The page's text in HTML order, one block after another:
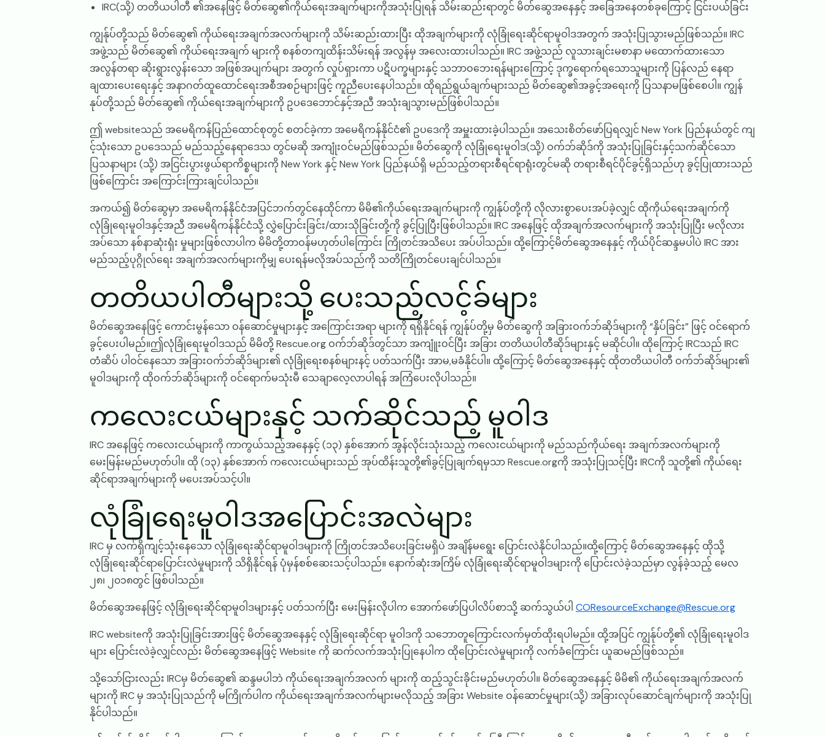
IRC(သို့) တတိယပါတီ ၏အနေဖြင့် မိတ်ဆွေ၏ကိုယ်ရေးအချက်များကိုအသုံးပြုရန် သိမ်းဆည်းရာတွင် မိတ်ဆွေအနေနှင့် အခြေအနေတစ်ခုကြောင့် ငြင်းပယ်ခြင်း
ကျွန်ုပ်တို့သည် မိတ်ဆွေ၏ ကိုယ်ရေးအချက်အလက်များကို သိမ်းဆည်းထားပြီး ထိုအချက်များကို လုံခြုံရေးဆိုင်ရာမူဝါဒအတွက် အသုံးပြုသွားမည်ဖြစ်သည်။ IRC
အဖွဲ့သည် မိတ်ဆွေ၏ ကိုယ်ရေးအချက် များကို စနစ်တကျထိန်းသိမ်းရန် အလွန်မှ အလေးထားပါသည်။ IRC အဖွဲ့သည် လူသားချင်းမစာနာ မထောက်ထားသော
အလွန်တရာ ဆိုးရွားလွန်းသော အဖြစ်အပျက်များ အတွက် လှုပ်ရှားကာ ပဋိပက္ခများနှင့် သဘာဝဘေးရန်များကြောင့် ဒုက္ခရောက်ရသောသူများကို ပြန်လည် နေရာ
ချထားပေးရေးနှင့် အနာဂတ်ထူထောင်ရေးအစီအစဉ်များဖြင့် ကူညီပေးနေပါသည်။ ထိုရည်ရွယ်ချက်များသည် မိတ်ဆွေ၏အခွင့်အရေးကို ပြသနာမဖြစ်စေပါ။ ကျွန်
နုပ်တို့သည် မိတ်ဆွေ၏ ကိုယ်ရေးအချက်များကို ဥပဒေဘောင်နှင့်အညီ အသုံးချသွားမည်ဖြစ်ပါသည်။
ဤ websiteသည် အမေရိကန်ပြည်ထောင်စုတွင် စတင်ခဲ့ကာ အမေရိကန်နိုင်ငံ၏ ဥပဒေကို အမှူးထားခဲ့ပါသည်။ အသေးစိတ်ဖော်ပြရလျှင် New York ပြည်နယ်တွင် ကျ
င့်သုံးသော ဥပဒေသည် မည်သည့်နေရာဒေသ တွင်မဆို အကျုံးဝင်မည်ဖြစ်သည်။ မိတ်ဆွေကို လုံခြုံရေးမူဝါဒ(သို့) ဝက်ဘ်ဆိုဒ်ကို အသုံးပြုခြင်းနှင့်သက်ဆိုင်သော
ပြသနာများ (သို့) အငြင်းပွားဖွယ်ရာကိစ္စများကို New York နှင့် New York ပြည်နယ်ရှိ မည်သည့်တရားစီရင်ရာရုံးတွင်မဆို တရားစီရင်ပိုင်ခွင့်ရှိသည်ဟု ခွင့်ပြုထားသည်
ဖြစ်ကြောင်း အကြောင်းကြားချင်ပါသည်။
အကယ်၍ မိတ်ဆွေမှာ အမေရိကန်နိုင်ငံအပြင်ဘက်တွင်နေထိုင်ကာ မိမိ၏ကိုယ်ရေးအချက်များကို ကျွန်ုပ်တို့ကို လိုလားစွာပေးအပ်ခဲ့လျှင် ထိုကိုယ်ရေးအချက်ကို
လုံခြုံရေးမူဝါဒနှင့်အညီ အမေရိကန်နိုင်ငံသို့ လွှဲပြောင်းခြင်း/ထားသိုခြင်းတို့ကို ခွင့်ပြုပြီးဖြစ်ပါသည်။ IRC အနေဖြင့် ထိုအချက်အလက်များကို အသုံးပြုပြီး မလိုလား
အပ်သော နစ်နာဆုံးရှံး မှုများဖြစ်လာပါက မိမိတို့တာဝန်မဟုတ်ပါကြောင်း ကြိုတင်အသိပေး အပ်ပါသည်။ ထို့ကြောင့်မိတ်ဆွေအနေနှင့် ကိုယ်ပိုင်ဆန္ဒမပါပဲ IRC အား
မည်သည့်ပုဂ္ဂိုလ်ရေး အချက်အလက်များကိုမျှ ပေးရန်မလိုအပ်သည်ကို သတိကြိုတင်ပေးချင်ပါသည်။
တတိယပါတီများသို့ ပေးသည့်လင့်ခ်များ
မိတ်ဆွေအနေဖြင့် ကောင်းမွန်သော ဝန်ဆောင်မှုများနှင့် အကြောင်းအရာ များကို ရရှိနိုင်ရန် ကျွန်ုပ်တို့မှ မိတ်ဆွေကို အခြားဝက်ဘ်ဆိုဒ်များကို “နှိပ်ခြင်း” ဖြင့် ဝင်ရောက်
ခွင့်ပေးပါမည်။ဤလုံခြုံရေးမူဝါဒသည် မိမိတို့ Rescue.org ဝက်ဘ်ဆိုဒ်တွင်သာ အကျူံးဝင်ပြီး အခြား တတိယပါတီဆိုဒ်များနှင့် မဆိုင်ပါ။ ထိုကြောင့် IRCသည် IRC
တံဆိပ် ပါဝင်နေသော အခြားဝက်ဘ်ဆိုဒ်များ၏ လုံခြုံရေးစနစ်များနင့် ပတ်သက်ပြီး အာမ,မခံနိုင်ပါ။ ထို့ကြောင့် မိတ်ဆွေအနေနှင့် ထိုတတိယပါတီ ဝက်ဘ်ဆိုဒ်များ၏
မူဝါဒများကို ထိုဝက်ဘ်ဆိုဒ်များကို ဝင်ရောက်မသုံးမီ သေချာလေ့လာပါရန် အကြံပေးလိုပါသည်။
ကလေးငယ်များနှင့် သက်ဆိုင်သည့် မူဝါဒ
IRC အနေဖြင့် ကလေးငယ်များကို ကာကွယ်သည့်အနေနှင့် (၁၃) နှစ်အောက် အွန်လိုင်းသုံးသည့် ကလေးငယ်များကို မည်သည်ကိုယ်ရေး အချက်အလက်များကို
မေးမြန်းမည်မဟုတ်ပါ။ ထို (၁၃) နှစ်အောက် ကလေးငယ်များသည် အုပ်ထိန်းသူတို့၏ခွင့်ပြုချက်ရမှသာ Rescue.orgကို အသုံးပြုသင့်ပြီး IRCကို သူတို့၏ ကိုယ်ရေး
ဆိုင်ရာအချက်များကို မပေးအပ်သင့်ပါ။
လုံခြုံရေးမူဝါဒအပြောင်းအလဲများ
IRC မှ လက်ရှိကျင့်သုံးနေသော လုံခြုံရေးဆိုင်ရာမူဝါဒများကို ကြိုတင်အသိပေးခြင်းမရှိပဲ အချိန်မရွေး ပြောင်းလဲနိုင်ပါသည်။ထို့ကြောင့် မိတ်ဆွေအနေနှင့် ထိုသို့
လုံခြုံရေးဆိုင်ရာပြောင်းလဲမှုများကို သိရှိနိုင်ရန် ပုံမှန်စစ်ဆေးသင့်ပါသည်။ နောက်ဆုံးအကြိမ် လုံခြုံရေးဆိုင်ရာမူဝါဒများကို ပြောင်းလဲခဲ့သည်မှာ လွန်ခဲ့သည့် မေလ
၂၈၊ ၂၀၁၈တွင် ဖြစ်ပါသည်။
မိတ်ဆွေအနေဖြင့် လုံခြုံရေးဆိုင်ရာမူဝါဒများနှင့် ပတ်သက်ပြီး မေးမြန်းလိုပါက အောက်ဖော်ပြပါလိပ်စာသို့ ဆက်သွယ်ပါ COResourceExchange@Rescue.org
IRC websiteကို အသုံးပြုခြင်းအားဖြင့် မိတ်ဆွေအနေနှင့် လုံခြုံရေးဆိုင်ရာ မူဝါဒကို သဘောတူကြောင်းလက်မှတ်ထိုးရပါမည်။ ထို့အပြင် ကျွန်ုပ်တို့၏ လုံခြုံရေးမူဝါဒ
များ ပြောင်းလဲခဲ့လျှင်လည်း မိတ်ဆွေအနေဖြင့် Website ကို ဆက်လက်အသုံးပြုနေပါက ထိုပြောင်းလဲမှုများကို လက်ခံကြောင်း ယူဆမည်ဖြစ်သည်။
သို့သော်ငြားလည်း IRCမှ မိတ်ဆွေ၏ ဆန္ဒမပါဘဲ ကိုယ်ရေးအချက်အလက် များကို ထည့်သွင်းခိုင်းမည်မဟုတ်ပါ။ မိတ်ဆွေအနေနှင့် မိမိ၏ ကိုယ်ရေးအချက်အလက်
များကို IRC မှ အသုံးပြုသည်ကို မကြိုက်ပါက ကိုယ်ရေးအချက်အလက်များမလိုသည့် အခြား Website ဝန်ဆောင်မှုများ(သို့) အခြားလုပ်ဆောင်ချက်များကို အသုံးပြု
နိုင်ပါသည်။